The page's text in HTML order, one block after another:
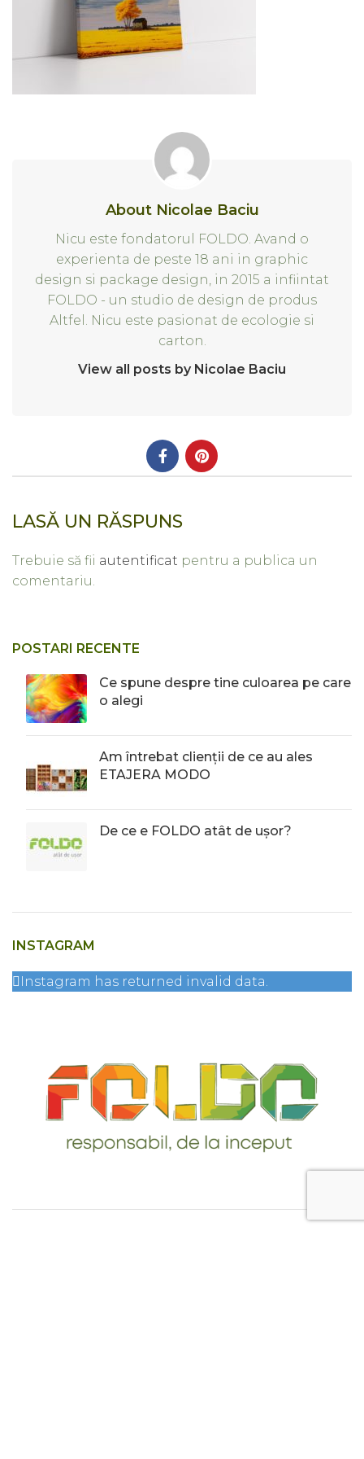
About Nicolae Baciu
Nicu este fondatorul FOLDO. Avand o
experienta de peste 18 ani in graphic
design si package design, in 2015 a infiintat
FOLDO - un studio de design de produs
Altfel. Nicu este pasionat de ecologie si
carton.
View all posts by Nicolae Baciu
LASĂ UN RĂSPUNS
Trebuie să fii autentificat pentru a publica un
comentariu.
POSTARI RECENTE
Ce spune despre tine culoarea pe care
o alegi
Am întrebat clienții de ce au ales
ETAJERA MODO
De ce e FOLDO atât de ușor?
INSTAGRAM
Instagram has returned invalid data.